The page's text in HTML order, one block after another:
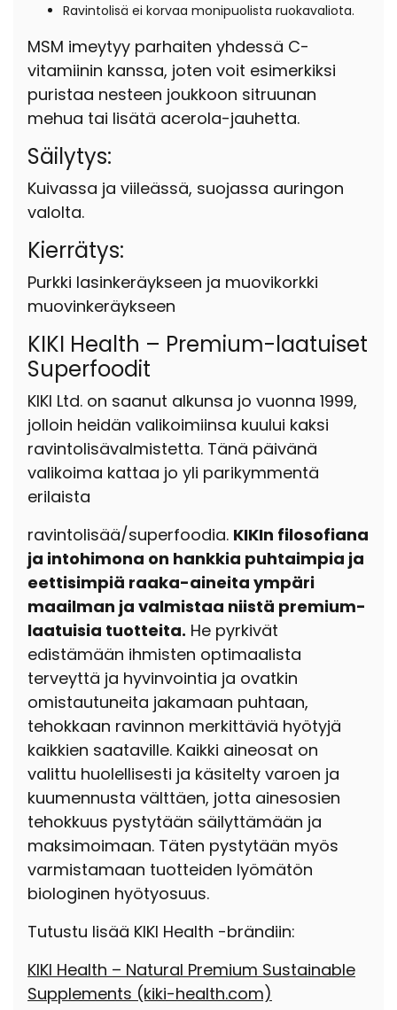
Ravintolisä ei korvaa monipuolista ruokavaliota.
MSM imeytyy parhaiten yhdessä C-
vitamiinin kanssa, joten voit esimerkiksi
puristaa nesteen joukkoon sitruunan
mehua tai lisätä acerola-jauhetta.
Säilytys:
Kuivassa ja viileässä, suojassa auringon
valolta.
Kierrätys:
Purkki lasinkeräykseen ja muovikorkki
muovinkeräykseen
KIKI Health – Premium-laatuiset
Superfoodit
KIKI Ltd. on saanut alkunsa jo vuonna 1999,
jolloin heidän valikoimiinsa kuului kaksi
ravintolisävalmistetta. Tänä päivänä
valikoima kattaa jo yli parikymmentä
erilaista
ravintolisää/superfoodia. KIKIn filosofiana
ja intohimona on hankkia puhtaimpia ja
eettisimpiä raaka-aineita ympäri
maailman ja valmistaa niistä premium-
laatuisia tuotteita. He pyrkivät
edistämään ihmisten optimaalista
terveyttä ja hyvinvointia ja ovatkin
omistautuneita jakamaan puhtaan,
tehokkaan ravinnon merkittäviä hyötyjä
kaikkien saataville. Kaikki aineosat on
valittu huolellisesti ja käsitelty varoen ja
kuumennusta välttäen, jotta ainesosien
tehokkuus pystytään säilyttämään ja
maksimoimaan. Täten pystytään myös
varmistamaan tuotteiden lyömätön
biologinen hyötyosuus.
Tutustu lisää KIKI Health -brändiin:
KIKI Health – Natural Premium Sustainable
Supplements (kiki-health.com)